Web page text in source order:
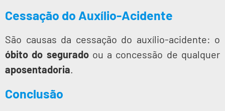
Cessação do Auxílio-Acidente
São causas da cessação do auxílio-acidente: o
óbito do seguradoou a concessão de qualquer
aposentadoria.
Conclusão